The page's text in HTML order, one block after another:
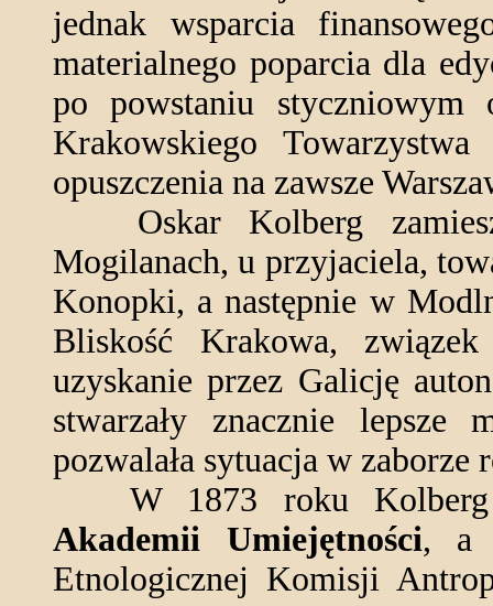
jednak wsparcia
materialnego poparcia dla
po powstaniu styczniowym
Krakowskiego
opuszczenia na zawsze
Oskar Kolberg
Mogilanach, u przyjaciela,
Konopki, a następnie w
Bliskość Krakowa,
uzyskanie przez Galicję
stwarzały znacznie
pozwalała sytuacja w zaborze
W 1873 roku Kolberg
Akademii Umiejętności, a
Etnologicznej Komisji